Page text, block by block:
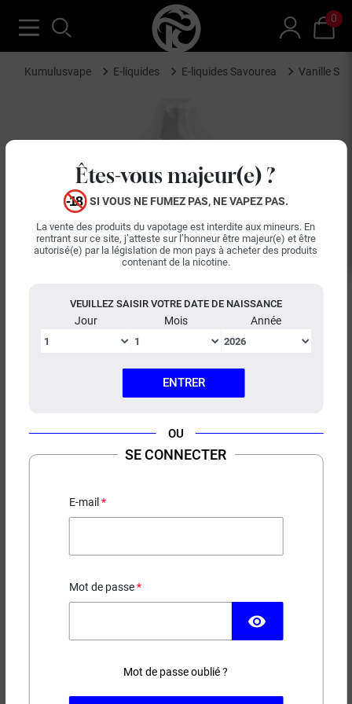
Êtes-vous majeur(e) ?
SI VOUS NE FUMEZ PAS, NE VAPEZ PAS.
La vente des produits du vapotage est interdite aux mineurs. En
rentrant sur ce site, j’atteste sur l’honneur être majeur(e) et être
autorisé(e) par la législation de mon pays à acheter des produits
contenant de la nicotine.
VEUILLEZ SAISIR VOTRE DATE DE NAISSANCE
Jour Mois Année
ENTRER
OU
SE CONNECTER
E-mail
Mot de passe
visibility
Mot de passe oublié ?
0
Kumulusvape E-liquides E-liquides Savourea Vanille
E-LIQUIDE VANILLE SAVOUREA
(30 avis)
4,20 €
Taux de nicotine
AJOUTER AU PANIER